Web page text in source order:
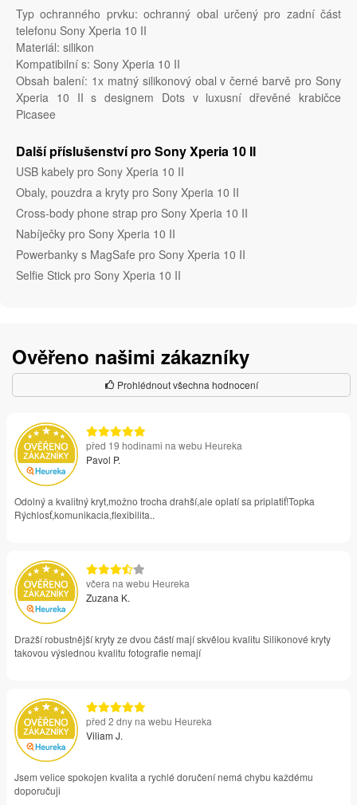
Typ ochranného prvku: ochranný obal určený pro zadní část
telefonu Sony Xperia 10 II
Materiál: silikon
Kompatibilní s: Sony Xperia 10 II
Obsah balení: 1x matný silikonový obal v černé barvě pro Sony
Xperia 10 II s designem Dots v luxusní dřevěné krabičce
Picasee
Další příslušenství pro Sony Xperia 10 II
USB kabely pro Sony Xperia 10 II
Obaly, pouzdra a kryty pro Sony Xperia 10 II
Cross-body phone strap pro Sony Xperia 10 II
Nabíječky pro Sony Xperia 10 II
Powerbanky s MagSafe pro Sony Xperia 10 II
Selfie Stick pro Sony Xperia 10 II
Ověřeno našimi zákazníky
Prohlédnout všechna hodnocení
před 19 hodinami na webu Heureka
Pavol P.
Odolný a kvalitný kryt,možno trocha drahší,ale oplatí sa priplatiť!Topka
Rýchlosť,komunikacia,flexibilita..
včera na webu Heureka
Zuzana K.
Dražší robustnější kryty ze dvou částí mají skvělou kvalitu Silikonové kryty
takovou výslednou kvalitu fotografie nemají
před 2 dny na webu Heureka
Viliam J.
Jsem velice spokojen kvalita a rychlé doručení nemá chybu každému
doporučuji